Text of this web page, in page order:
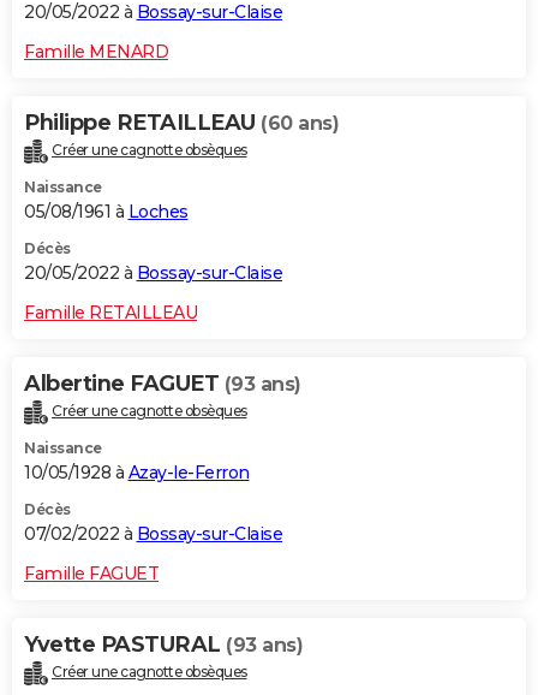
20/05/2022 à Bossay-sur-Claise
Famille MENARD
Philippe RETAILLEAU (60 ans)
Créer une cagnotte obsèques
Naissance
05/08/1961 à Loches
Décès
20/05/2022 à Bossay-sur-Claise
Famille RETAILLEAU
Albertine FAGUET (93 ans)
Créer une cagnotte obsèques
Naissance
10/05/1928 à Azay-le-Ferron
Décès
07/02/2022 à Bossay-sur-Claise
Famille FAGUET
Yvette PASTURAL (93 ans)
Créer une cagnotte obsèques